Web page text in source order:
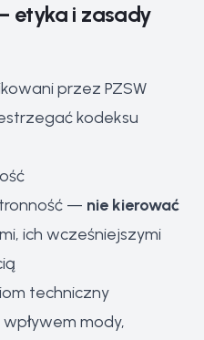
etyka i zasady
przez PZSW
kodeksu
— nie kierować
ich wcześniejszymi
techniczny
mody,